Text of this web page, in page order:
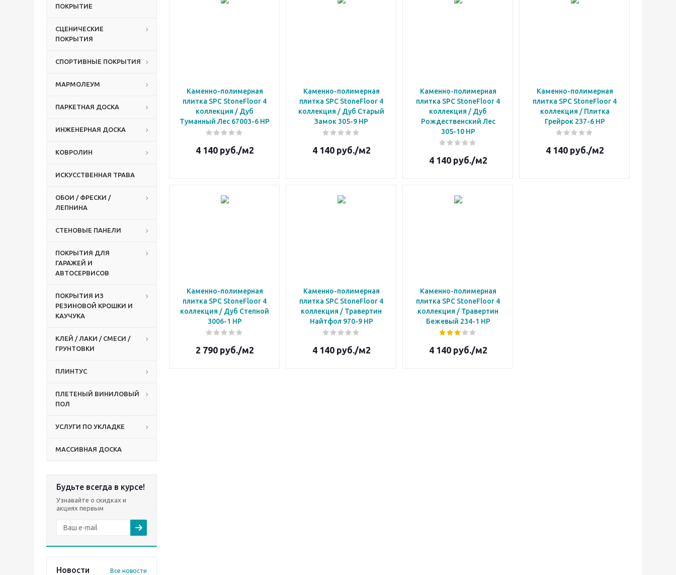
ПОКРЫТИЕ
СЦЕНИЧЕСКИЕ
ПОКРЫТИЯ
СПОРТИВНЫЕ ПОКРЫТИЯ
МАРМОЛЕУМ
ПАРКЕТНАЯ ДОСКА
ИНЖЕНЕРНАЯ ДОСКА
КОВРОЛИН
ИСКУССТВЕННАЯ ТРАВА
ОБОИ / ФРЕСКИ /
ЛЕПНИНА
СТЕНОВЫЕ ПАНЕЛИ
ПОКРЫТИЯ ДЛЯ
ГАРАЖЕЙ И
АВТОСЕРВИСОВ
ПОКРЫТИЯ ИЗ
РЕЗИНОВОЙ КРОШКИ И
КАУЧУКА
КЛЕЙ / ЛАКИ / СМЕСИ /
ГРУНТОВКИ
ПЛИНТУС
ПЛЕТЕНЫЙ ВИНИЛОВЫЙ
ПОЛ
УСЛУГИ ПО УКЛАДКЕ
МАССИВНАЯ ДОСКА
Будьте всегда в курсе!
Узнавайте о скидках и
акциях первым
Новости Все новости
Каменно-полимерная
плитка SPC StoneFloor 4
коллекция / Дуб
Туманный Лес 67003-6 НР
4 140руб./м2
Каменно-полимерная
плитка SPC StoneFloor 4
коллекция / Дуб Старый
Замок 305-9 НР
4 140руб./м2
Каменно-полимерная
плитка SPC StoneFloor 4
коллекция / Дуб
Рождественский Лес
305-10 НР
4 140руб./м2
Каменно-полимерная
плитка SPC StoneFloor 4
коллекция / Плитка
Грейрок 237-6 НР
4 140руб./м2
Каменно-полимерная
плитка SPC StoneFloor 4
коллекция / Дуб Степной
3006-1 НР
2 790руб./м2
Каменно-полимерная
плитка SPC StoneFloor 4
коллекция / Травертин
Найтфол 970-9 НР
4 140руб./м2
Каменно-полимерная
плитка SPC StoneFloor 4
коллекция / Травертин
Бежевый 234-1 НР
4 140руб./м2